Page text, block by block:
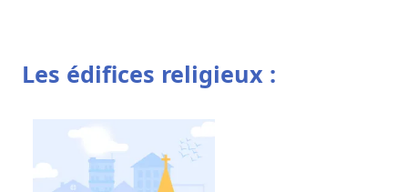
Les édifices religieux :